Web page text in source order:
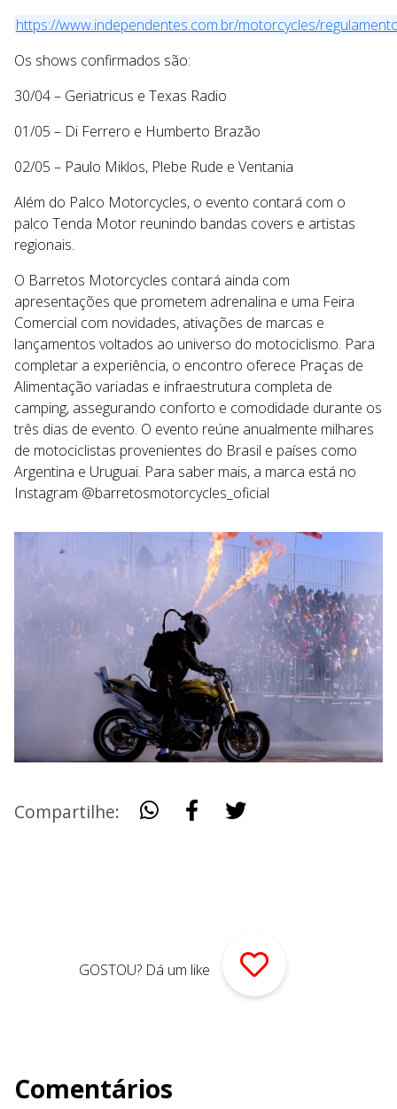
https://www.independentes.com.br/motorcycles/
Os shows confirmados são:
30/04 – Geriatricus e Texas Radio
01/05 – Di Ferrero e Humberto Brazão
02/05 – Paulo Miklos, Plebe Rude e Ventania
Além do Palco Motorcycles, o evento contará com o
palco Tenda Motor reunindo bandas covers e artistas
regionais.
O Barretos Motorcycles contará ainda com
apresentações que prometem adrenalina e uma Feira
Comercial com novidades, ativações de marcas e
lançamentos voltados ao universo do motociclismo. Para
completar a experiência, o encontro oferece Praças de
Alimentação variadas e infraestrutura completa de
camping, assegurando conforto e comodidade durante os
três dias de evento. O evento reúne anualmente milhares
de motociclistas provenientes do Brasil e países como
Argentina e Uruguai. Para saber mais, a marca está no
Instagram @barretosmotorcycles_oficial
Compartilhe:
GOSTOU? Dá um like
Comentários